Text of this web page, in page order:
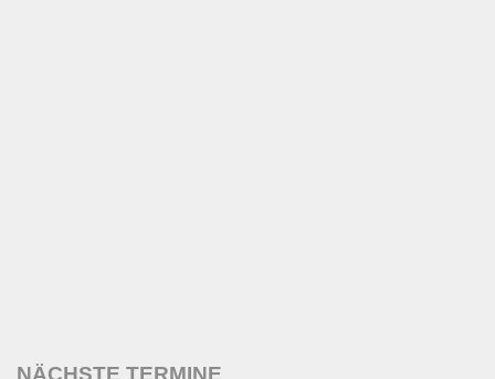
NÄCHSTE TERMINE